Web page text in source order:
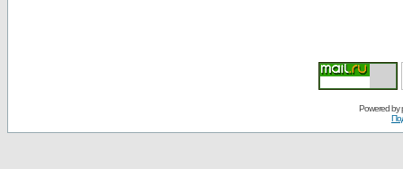
Powered by